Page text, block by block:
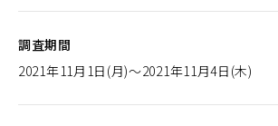
調査期間
2021年11月1日(月)～2021年11月4日(木)